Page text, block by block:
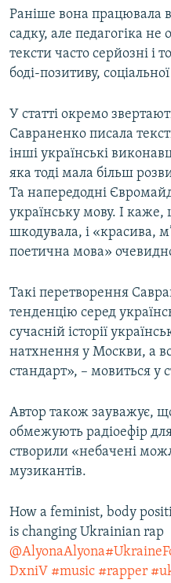
Раніше вона працювала
садку, але педагогіка не
тексти часто серйозні і
боді-позитиву,
У статті окремо
Савраненко писала
інші українські
яка тоді мала більш
Та напередодні
українську мову. І
шкодувала, і «красива,
поетична мова»
Такі перетворення
тенденцію серед
сучасній історії
натхнення у Москви, а
стандарт», – мовиться у
Автор також зауважує,
обмежують радіоефір
створили «небачені
музикантів.
How a feminist, body
is changing Ukrainian rap
@AlyonaAlyona
DxniV #music #rapper